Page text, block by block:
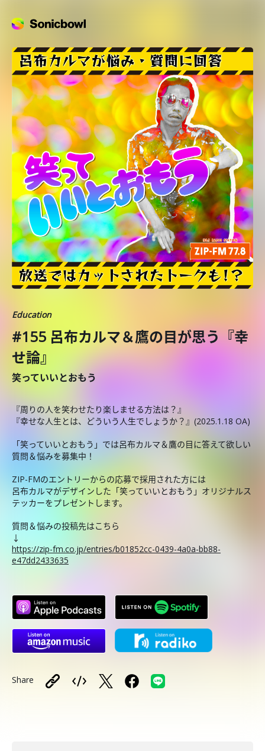
Education
#155 呂布カルマ＆鷹の目が思う『幸
せ論』
笑っていいとおもう
『周りの人を笑わせたり楽しませる方法は？』
『幸せな人生とは、どういう人生でしょうか？』(2025.1.18 OA)
「笑っていいとおもう」では呂布カルマ＆鷹の目に答えて欲しい
質問＆悩みを募集中！
ZIP-FMのエントリーからの応募で採用された方には
呂布カルマがデザインした「笑っていいとおもう」オリジナルス
テッカーをプレゼントします。
質問＆悩みの投稿先はこちら
↓
https://zip-fm.co.jp/entries/b01852cc-0439-4a0a-bb88-
e47dd2433635
Share